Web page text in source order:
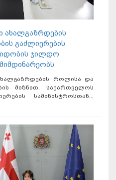
ახალგაზრდების
გაძლიერების
ჯილდო
როლისა და
მიზნით, საქართველოს
სამინისტროსთან...